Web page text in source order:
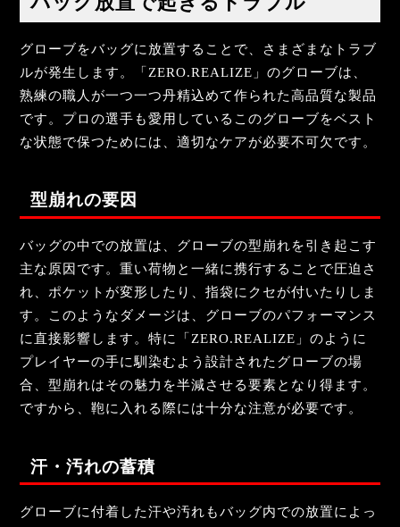
グローブをバッグに放置することで、さまざまなトラブ
ルが発生します。「ZERO.REALIZE」のグローブは、
熟練の職人が一つ一つ丹精込めて作られた高品質な製品
です。プロの選手も愛用しているこのグローブをベスト
な状態で保つためには、適切なケアが必要不可欠です。
型崩れの要因
バッグの中での放置は、グローブの型崩れを引き起こす
主な原因です。重い荷物と一緒に携行することで圧迫さ
れ、ポケットが変形したり、指袋にクセが付いたりしま
す。このようなダメージは、グローブのパフォーマンス
に直接影響します。特に「ZERO.REALIZE」のように
プレイヤーの手に馴染むよう設計されたグローブの場
合、型崩れはその魅力を半減させる要素となり得ます。
ですから、鞄に入れる際には十分な注意が必要です。
汗・汚れの蓄積
グローブに付着した汗や汚れもバッグ内での放置によっ